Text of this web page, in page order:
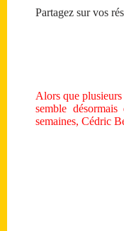
Partagez sur vos
Alors que
semble
semaines, Cédric